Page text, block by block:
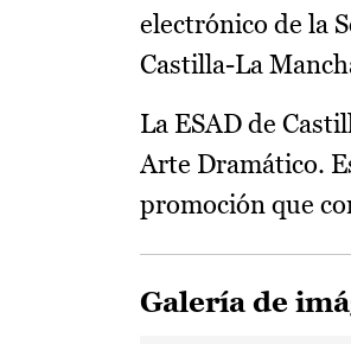
electrónico de la
Castilla-La
La ESAD de
Arte Dramático.
promoción que
Galería de